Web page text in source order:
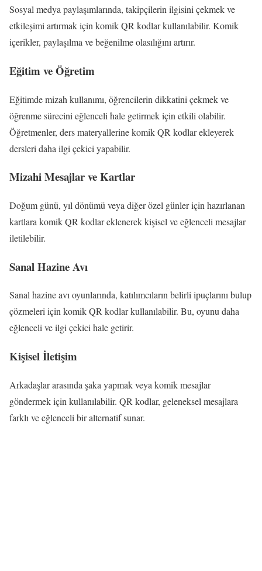
Sosyal medya paylaşımlarında, takipçilerin ilgisini çekmek ve
etkileşimi artırmak için komik QR kodlar kullanılabilir. Komik
içerikler, paylaşılma ve beğenilme olasılığını artırır.
Eğitim ve Öğretim
Eğitimde mizah kullanımı, öğrencilerin dikkatini çekmek ve
öğrenme sürecini eğlenceli hale getirmek için etkili olabilir.
Öğretmenler, ders materyallerine komik QR kodlar ekleyerek
dersleri daha ilgi çekici yapabilir.
Mizahi Mesajlar ve Kartlar
Doğum günü, yıl dönümü veya diğer özel günler için hazırlanan
kartlara komik QR kodlar eklenerek kişisel ve eğlenceli mesajlar
iletilebilir.
Sanal Hazine Avı
Sanal hazine avı oyunlarında, katılımcıların belirli ipuçlarını bulup
çözmeleri için komik QR kodlar kullanılabilir. Bu, oyunu daha
eğlenceli ve ilgi çekici hale getirir.
Kişisel İletişim
Arkadaşlar arasında şaka yapmak veya komik mesajlar
göndermek için kullanılabilir. QR kodlar, geleneksel mesajlara
farklı ve eğlenceli bir alternatif sunar.